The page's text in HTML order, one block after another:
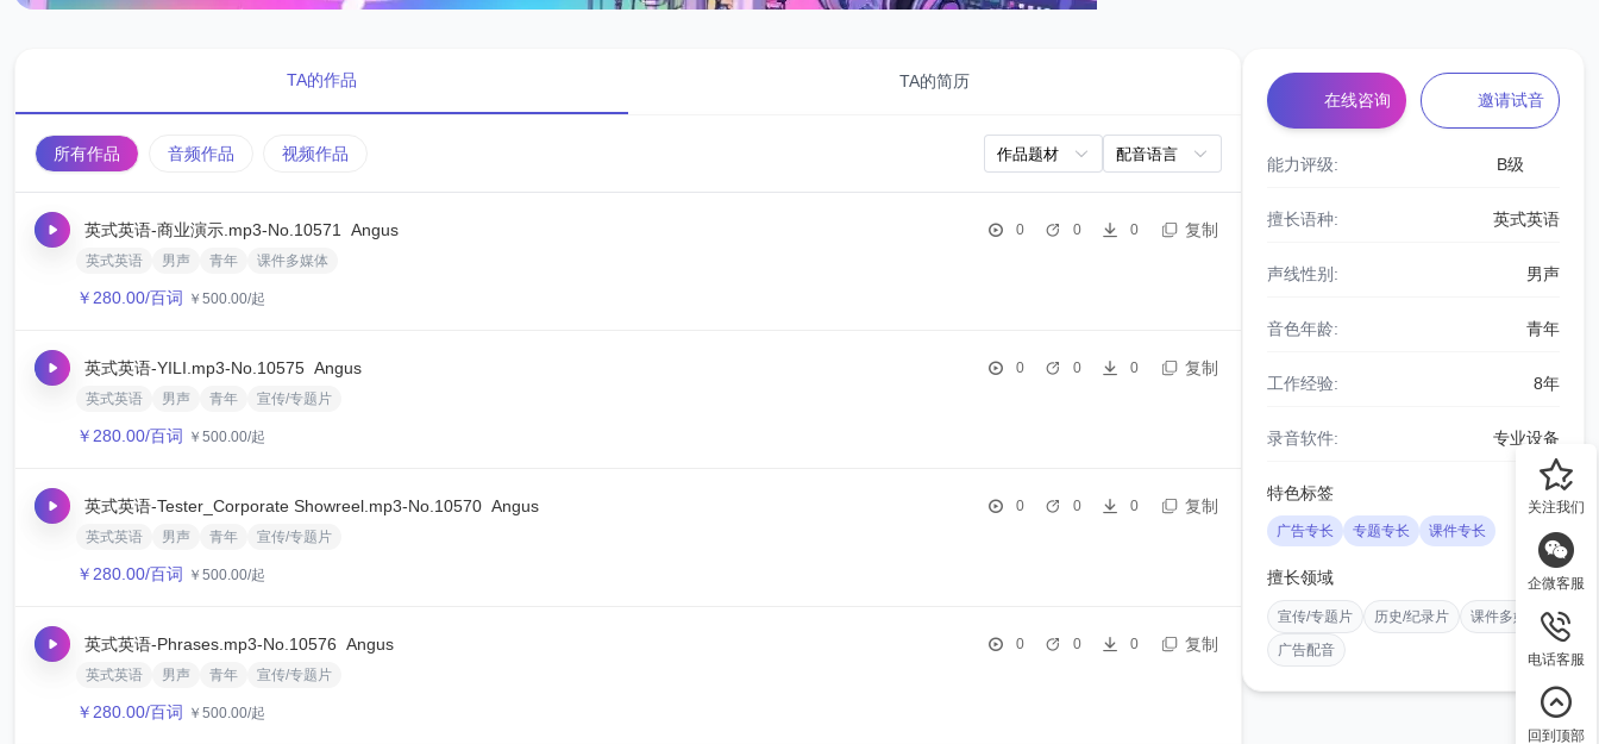
关注我们
企微客服
电话客服
回到顶部
TA的作品 TA的简历
所有作品 音频作品 视频作品
英式英语-商业演示.mp3-No.10571 Angus‌ 0 0 0 复制
英式英语 男声 青年 课件多媒体
￥ 280.00/百词 ￥ 500.00/起
英式英语-YILI.mp3-No.10575 Angus‌ 0 0 0 复制
英式英语 男声 青年 宣传/专题片
￥ 280.00/百词 ￥ 500.00/起
英式英语-Tester_Corporate Showreel.mp3-No.10570 Angus‌ 0 0 0 复制
英式英语 男声 青年 宣传/专题片
￥ 280.00/百词 ￥ 500.00/起
英式英语-Phrases.mp3-No.10576 Angus‌ 0 0 0 复制
英式英语 男声 青年 宣传/专题片
￥ 280.00/百词 ￥ 500.00/起
在线咨询 邀请试音
能力评级: B级
擅长语种: 英式英语
声线性别: 男声
音色年龄: 青年
工作经验: 8年
录音软件: 专业设备
特色标签
广告专长 专题专长 课件专长
擅长领域
宣传/专题片 历史/纪录片
课件多媒体
广告配音